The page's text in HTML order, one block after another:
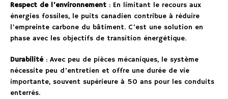
Respect de l’environnement : En limitant le recours aux
énergies fossiles, le puits canadien contribue à réduire
l’empreinte carbone du bâtiment. C’est une solution en
phase avec les objectifs de transition énergétique.
Durabilité: Avec peu de pièces mécaniques, le système
nécessite peu d’entretien et offre une durée de vie
importante, souvent supérieure à 50 ans pour les conduits
enterrés.